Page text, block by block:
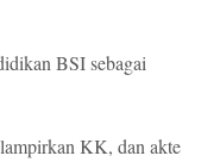
BSI sebagai
KK, dan akte